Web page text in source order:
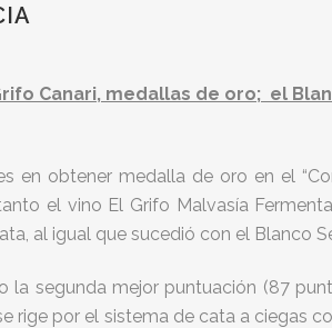
Canari, medallas de oro; el
en obtener medalla de oro en el
el vino El Grifo Malvasía
al igual que sucedió con el Blanco
la segunda mejor puntuación (87
rige por el sistema de cata a ciegas